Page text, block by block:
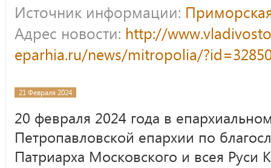
Источник информации:
Адрес новости: http://
eparhia.ru/news/mitropolia/
21 Февраля 2024
20 февраля 2024 года в
Петропавловской епархии по
Патриарха Московского и всея Руси